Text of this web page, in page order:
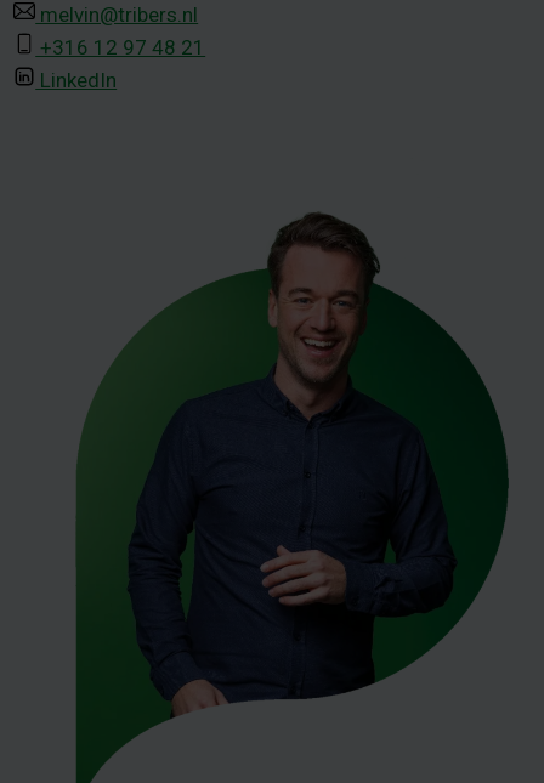
melvin@tribers.nl
+316 12 97 48 21
LinkedIn